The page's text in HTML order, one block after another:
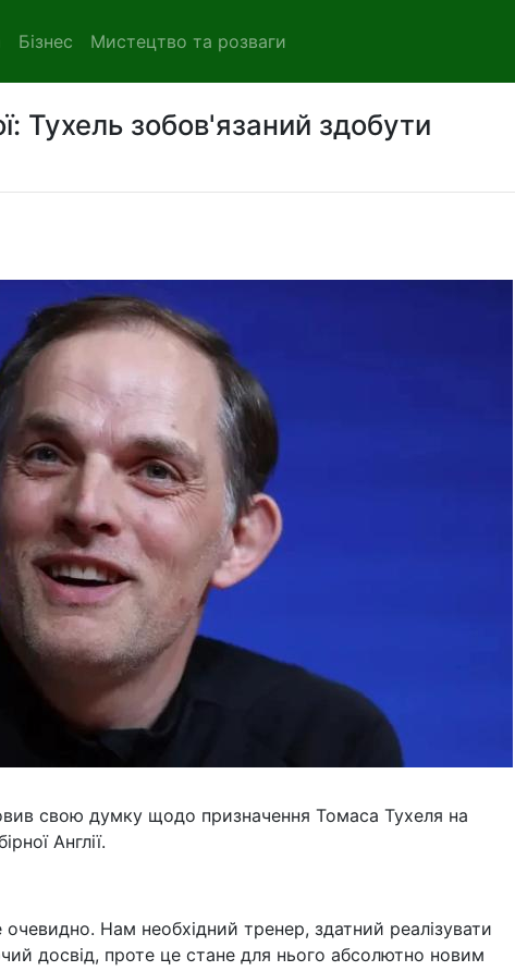
Бізнес Мистецтво та розваги
Тухель зобов'язаний здобути
свою думку щодо призначення Томаса Тухеля на
Англії.
Нам необхідний тренер, здатний реалізувати
досвід, проте це стане для нього абсолютно новим